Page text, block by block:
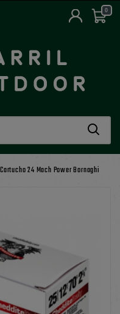
0
Cartucho 24 Mach Power Bornaghi